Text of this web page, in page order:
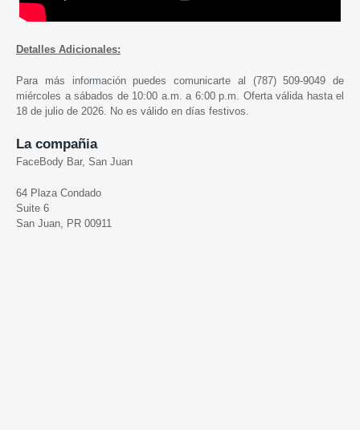
Detalles Adicionales:
Para más información puedes comunicarte al (787) 509-9049 de
miércoles a sábados de 10:00 a.m. a 6:00 p.m. Oferta válida hasta el
18 de julio de 2026. No es válido en días festivos.
La compañia
FaceBody Bar, San Juan
64 Plaza Condado
Suite 6
San Juan, PR 00911